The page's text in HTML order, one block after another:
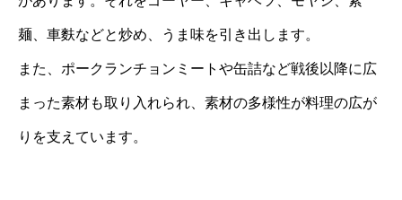
麺、車麩などと炒め、うま味を引き出します。
また、ポークランチョンミートや缶詰など戦後以降に広
まった素材も取り入れられ、素材の多様性が料理の広が
りを支えています。